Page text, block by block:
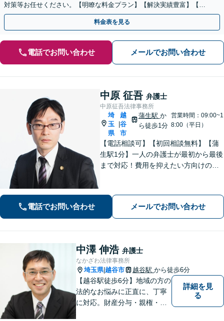
対策等お任せください。【明瞭な料金プラン】【解決実績豊富】【電
話相談可】
料金表を見る
電話でお問い合わせ メールでお問い合わせ
中原 征吾 弁護士
中原征吾法律事務所
埼
玉
県
越
谷
市
蒲生駅 か
ら徒歩1分
営業時間：09:00~1
8:00（平日）
【電話相談可】【初回相談無料】【蒲
生駅1分】一人の弁護士が最初から最後
まで対応！費用を抑えたい方向けのバ
【地域密着型の事務所】【休日・夜間
面談可能】
電話でお問い合わせ メールでお問い合わせ
中澤 伸浩 弁護士
なかざわ法律事務所
埼玉県|越谷市 越谷駅 から徒歩6分
【越谷駅徒歩6分】地域の方の
法的なお悩みに正直に、丁寧
に対応。財産分与・親権・養
詳細を見
る